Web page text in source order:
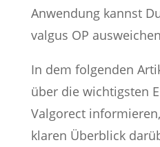
Anwendung kannst
valgus OP
In dem folgenden
über die wichtigsten
Valgorect
klaren Überblick